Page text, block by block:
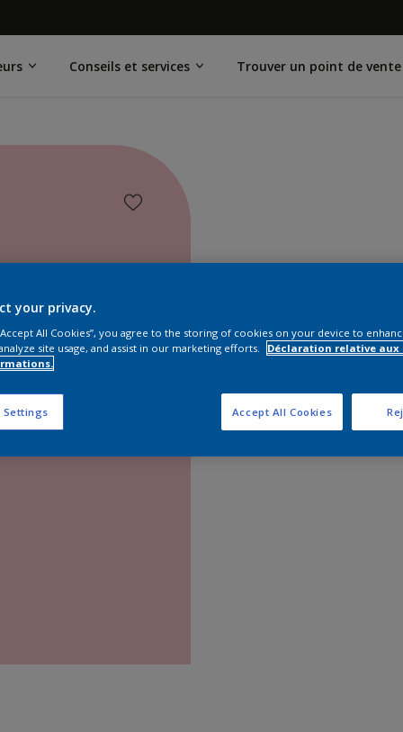
Conseils et services Trouver un point de vente
Trouver
your privacy.
All Cookies”, you agree to the storing of cookies on your device to
site usage, and assist in our marketing efforts.
Déclaration relative aux
Settings Accept All Cookies